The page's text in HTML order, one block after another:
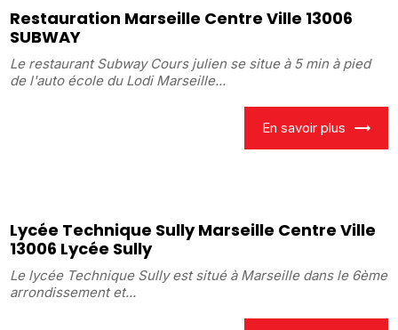
Restauration Marseille Centre Ville 13006
SUBWAY
Le restaurant Subway Cours julien se situe à 5 min à pied
de l'auto école du Lodi Marseille...
En savoir plus
Lycée Technique Sully Marseille Centre Ville
13006 Lycée Sully
Le lycée Technique Sully est situé à Marseille dans le 6ème
arrondissement et...